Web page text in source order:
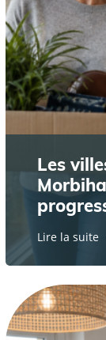
Les
Lire la suite